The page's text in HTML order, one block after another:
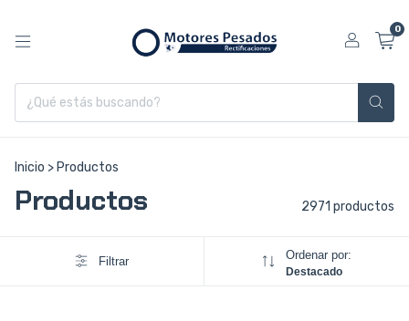
0
Inicio > Productos
Productos 2971 productos
Filtrar Ordenar por:
Destacado